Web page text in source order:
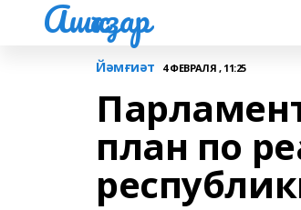
Ашҡаҙар
Йәмғиәт 4 ФЕВРАЛЯ , 11:25
план по